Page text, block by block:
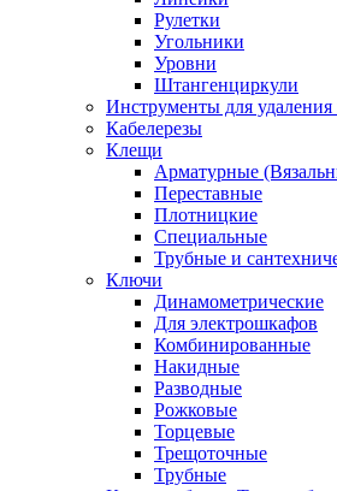
Рулетки
Угольники
Уровни
Штангенциркули
Инструменты для удаления
Кабелерезы
Клещи
Арматурные
Переставные
Плотницкие
Специальные
Трубные и
Ключи
Динамометрические
Для электрошкафов
Комбинированные
Накидные
Разводные
Рожковые
Торцевые
Трещоточные
Трубные